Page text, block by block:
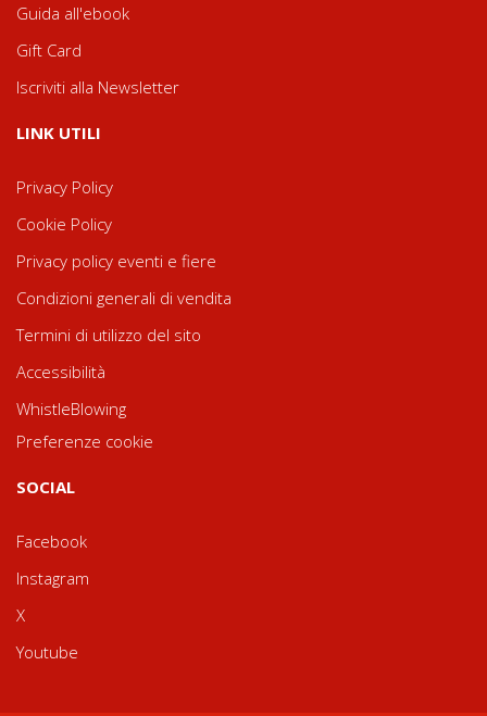
Guida all'ebook
Gift Card
Iscriviti alla Newsletter
LINK UTILI
Privacy Policy
Cookie Policy
Privacy policy eventi e fiere
Condizioni generali di vendita
Termini di utilizzo del sito
Accessibilità
WhistleBlowing
Preferenze cookie
SOCIAL
Facebook
Instagram
X
Youtube